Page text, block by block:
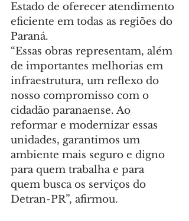
Estado de oferecer atendimento
eficiente em todas as regiões do
Paraná.
“Essas obras representam, além
de importantes melhorias em
infraestrutura, um reflexo do
nosso compromisso com o
cidadão paranaense. Ao
reformar e modernizar essas
unidades, garantimos um
ambiente mais seguro e digno
para quem trabalha e para
quem busca os serviços do
Detran-PR”, afirmou.